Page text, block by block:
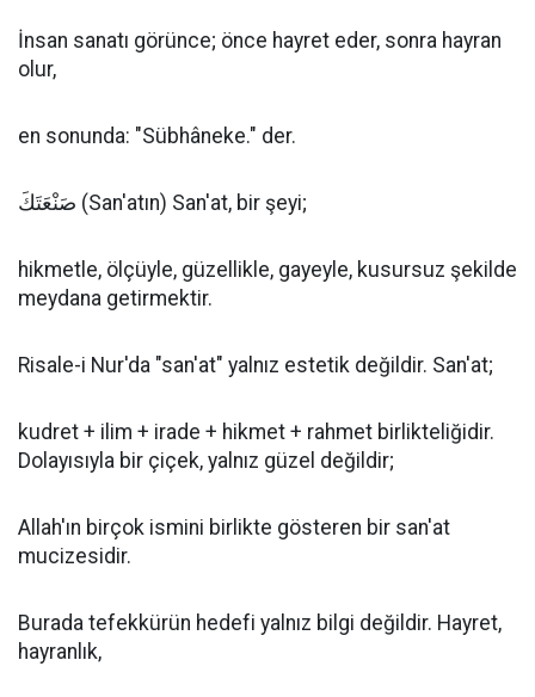
İnsan sanatı görünce; önce hayret eder, sonra hayran
olur,
en sonunda: "Sübhâneke." der.
صَنْعَتَكَ (San'atın) San'at, bir şeyi;
hikmetle, ölçüyle, güzellikle, gayeyle, kusursuz şekilde
meydana getirmektir.
Risale-i Nur'da "san'at" yalnız estetik değildir. San'at;
kudret + ilim + irade + hikmet + rahmet birlikteliğidir.
Dolayısıyla bir çiçek, yalnız güzel değildir;
Allah'ın birçok ismini birlikte gösteren bir san'at
mucizesidir.
Burada tefekkürün hedefi yalnız bilgi değildir. Hayret,
hayranlık,